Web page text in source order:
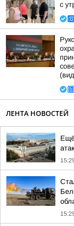
с
ЛЕНТА НОВОСТЕЙ